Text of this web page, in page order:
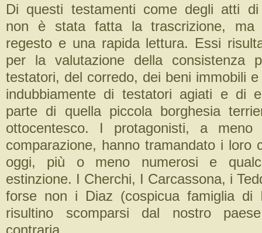
Di questi testamenti come degli atti di
non è stata fatta la trascrizione, ma
regesto e una rapida lettura. Essi
per la valutazione della consistenza
testatori, del corredo, dei beni immobili
indubbiamente di testatori agiati e di
parte di quella piccola borghesia
ottocentesco. I protagonisti, a
comparazione, hanno tramandato i loro
oggi, più o meno numerosi e
estinzione. I Cherchi, I Carcassona, i
forse non i Diaz (cospicua famiglia di
risultino scomparsi dal nostro
contraria.